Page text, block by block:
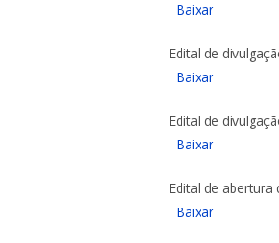
Baixar
Edital de
Baixar
Edital de
Baixar
Edital de abertura
Baixar